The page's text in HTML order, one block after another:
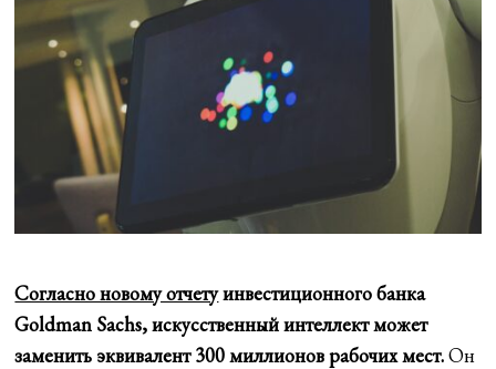
Согласно новому отчетуинвестиционного банка
Goldman Sachs, искусственный интеллект может
заменить эквивалент 300 миллионов рабочих мест.Он